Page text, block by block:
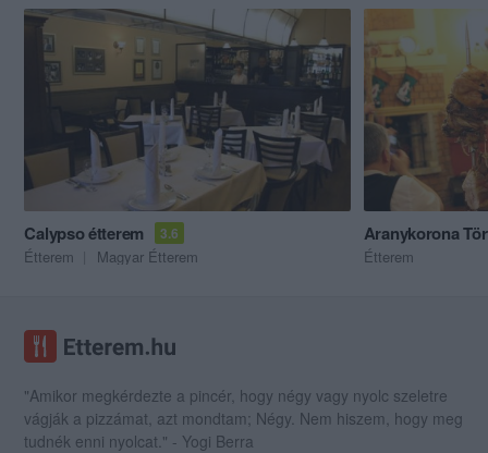
Calypso étterem 3.6
Étterem Magyar Étterem
Aranykorona
Étterem
"Amikor megkérdezte a pincér, hogy négy vagy nyolc szeletre
vágják a pizzámat, azt mondtam; Négy. Nem hiszem, hogy meg
tudnék enni nyolcat." - Yogi Berra